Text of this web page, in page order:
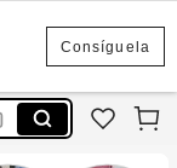
Consíguela